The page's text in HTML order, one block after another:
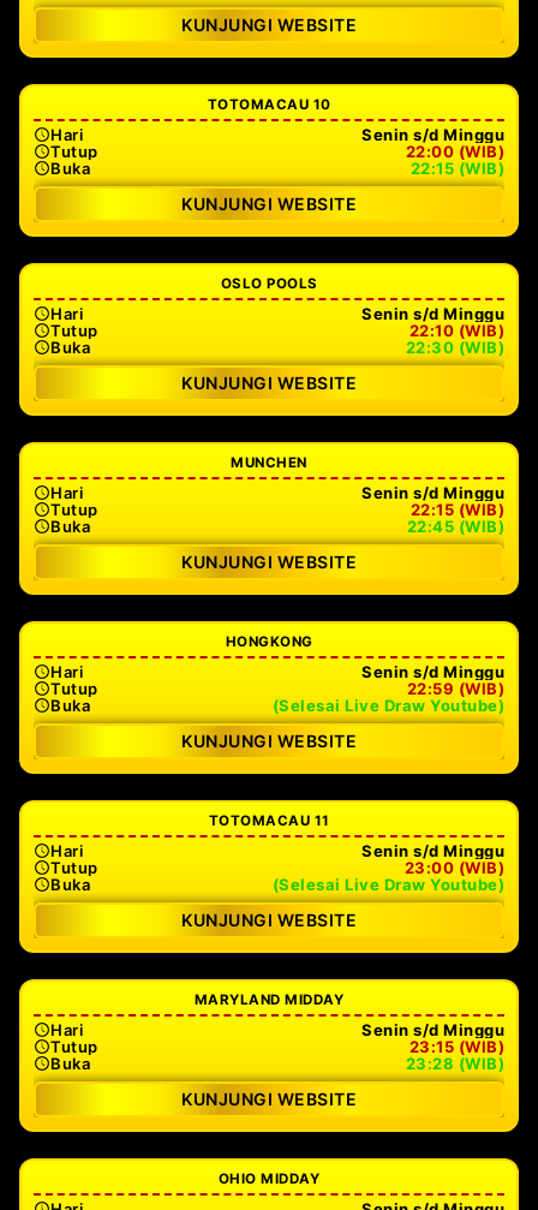
KUNJUNGI WEBSITE
TOTOMACAU 10
Hari
Senin s/d Minggu
Tutup
22:00 (WIB)
Buka
22:15 (WIB)
KUNJUNGI WEBSITE
OSLO POOLS
Hari
Senin s/d Minggu
Tutup
22:10 (WIB)
Buka
22:30 (WIB)
KUNJUNGI WEBSITE
MUNCHEN
Hari
Senin s/d Minggu
Tutup
22:15 (WIB)
Buka
22:45 (WIB)
KUNJUNGI WEBSITE
HONGKONG
Hari
Senin s/d Minggu
Tutup
22:59 (WIB)
Buka
(Selesai Live Draw Youtube)
KUNJUNGI WEBSITE
TOTOMACAU 11
Hari
Senin s/d Minggu
Tutup
23:00 (WIB)
Buka
(Selesai Live Draw Youtube)
KUNJUNGI WEBSITE
MARYLAND MIDDAY
Hari
Senin s/d Minggu
Tutup
23:15 (WIB)
Buka
23:28 (WIB)
KUNJUNGI WEBSITE
OHIO MIDDAY